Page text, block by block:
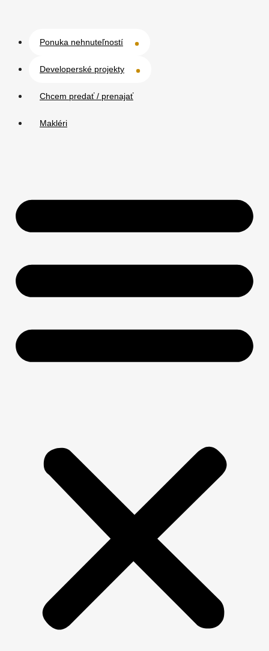
Ponuka nehnuteľností
Developerské projekty
Chcem predať / prenajať
Makléri